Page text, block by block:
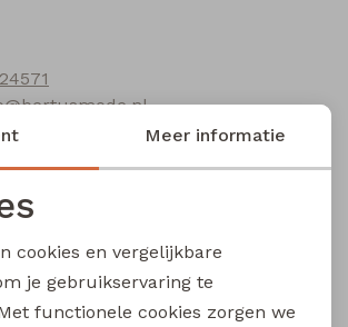
09:30 - 17:30 uur
cookies
cookies
Meer informatie
cookies en vergelijkbare
je gebruikservaring te
functionele cookies zorgen we